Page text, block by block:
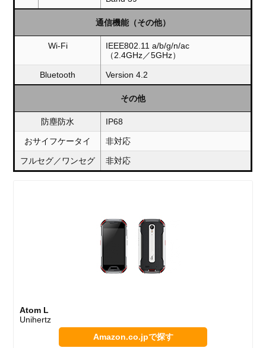
通信機能（その他）
Wi-Fi
IEEE802.11 a/b/g/n/ac
（2.4GHz／5GHz）
Bluetooth Version 4.2
その他
防塵防水 IP68
おサイフケータイ 非対応
フルセグ／ワンセグ 非対応
Atom L
Unihertz
Amazon.co.jpで探す